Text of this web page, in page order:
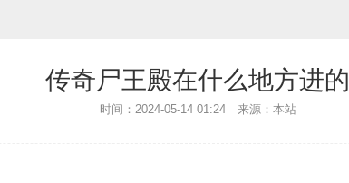
传奇尸王殿在什么地方进的
时间：2024-05-14 01:24 来源：本站